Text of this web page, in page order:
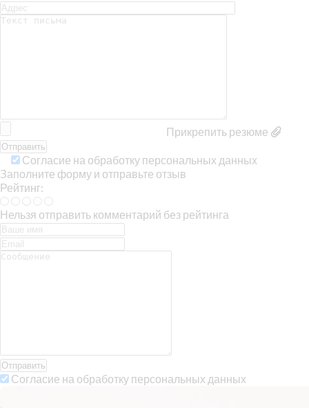
Прикрепить резюме
Согласие на обработку персональных данных
Заполните форму и отправьте отзыв
Рейтинг:
Нельзя отправить комментарий без рейтинга
Отправить
Согласие на обработку персональных данных